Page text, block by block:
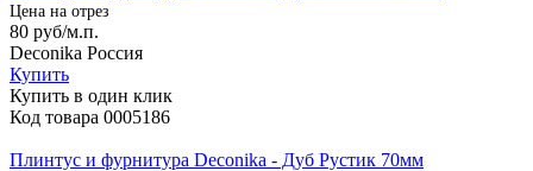
Цена на отрез
80 руб/м.п.
Deconika Россия
Купить
Купить в один клик
Код товара 0005186
Плинтус и фурнитура Deconika - Дуб Рустик 70мм